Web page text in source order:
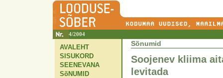
4/2004
AVALEHT
SISUKORD
SEENEVANA
SõNUMID
Sõnumid
Soojenev kliima
levitada